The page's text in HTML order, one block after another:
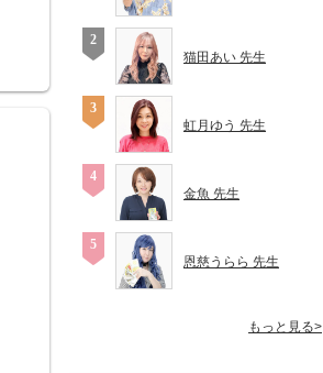
猫田あい 先生
虹月ゆう 先生
金魚 先生
恩慈うらら 先生
もっと見る>